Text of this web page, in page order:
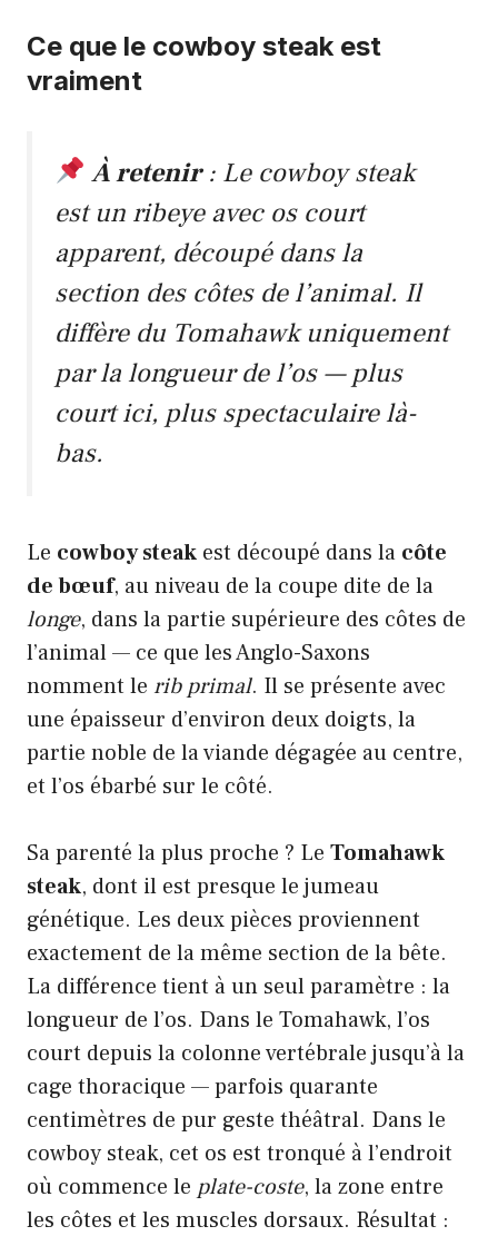
Ce que le cowboy steak est
vraiment
À retenir: Le cowboy steak
est un ribeye avec os court
apparent, découpé dans la
section des côtes de l’animal. Il
diffère du Tomahawk uniquement
par la longueur de l’os — plus
court ici, plus spectaculaire là-
bas.
Le cowboy steak est découpé dans la côte
de bœuf, au niveau de la coupe dite de la
longe, dans la partie supérieure des côtes de
l’animal — ce que les Anglo-Saxons
nomment le rib primal. Il se présente avec
une épaisseur d’environ deux doigts, la
partie noble de la viande dégagée au centre,
et l’os ébarbé sur le côté.
Sa parenté la plus proche ? Le Tomahawk
steak, dont il est presque le jumeau
génétique. Les deux pièces proviennent
exactement de la même section de la bête.
La différence tient à un seul paramètre : la
longueur de l’os. Dans le Tomahawk, l’os
court depuis la colonne vertébrale jusqu’à la
cage thoracique — parfois quarante
centimètres de pur geste théâtral. Dans le
cowboy steak, cet os est tronqué à l’endroit
où commence le plate-coste, la zone entre
les côtes et les muscles dorsaux. Résultat :